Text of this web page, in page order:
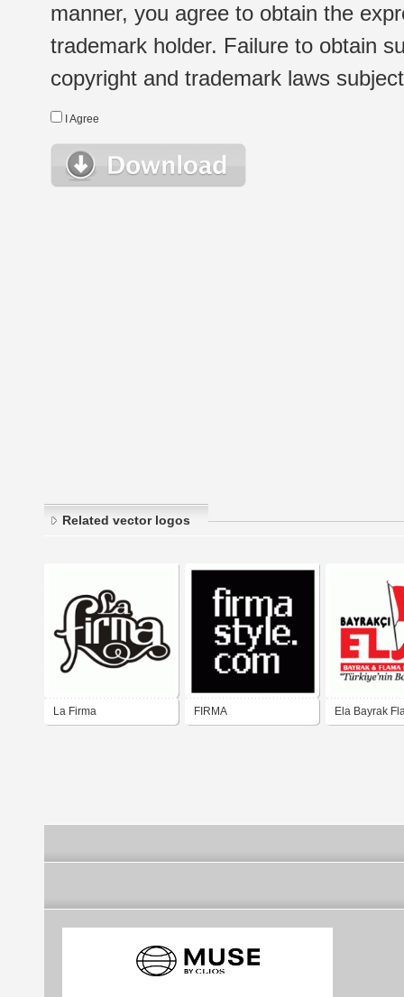
manner, you agree to obtain the
trademark holder. Failure to obtain
copyright and trademark laws
I Agree
Related vector logos
La Firma FIRMA Ela Bayrak